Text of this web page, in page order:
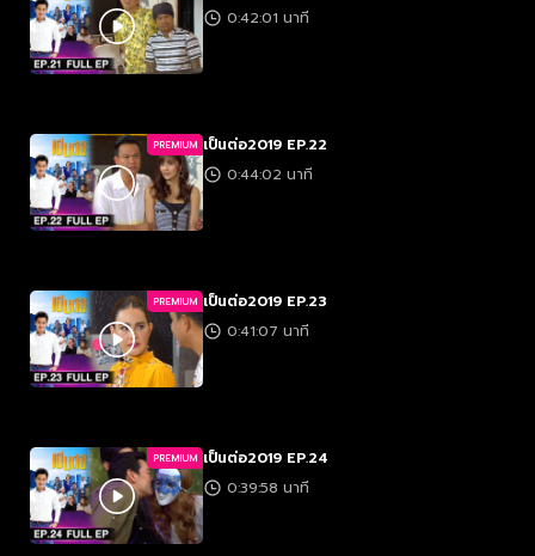
0:42:01 นาที
PREMIUM เป็นต่อ2019 EP.22
0:44:02 นาที
PREMIUM เป็นต่อ2019 EP.23
0:41:07 นาที
PREMIUM เป็นต่อ2019 EP.24
0:39:58 นาที